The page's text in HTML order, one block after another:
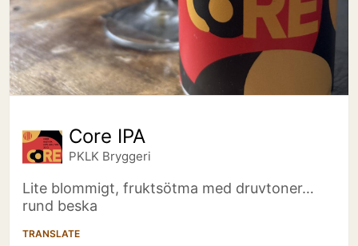
Core IPA
PKLK Bryggeri
Lite blommigt, fruktsötma med druvtoner…
rund beska
TRANSLATE